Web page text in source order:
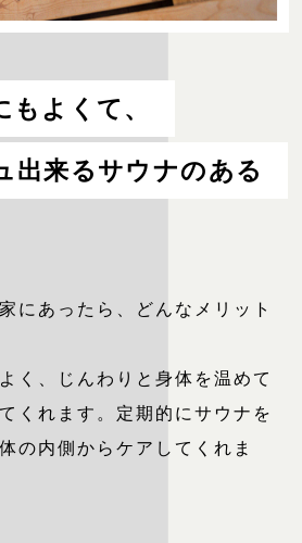
よくて、
出来るサウナのある
にあったら、どんなメリット
く、じんわりと身体を温めて
くれます。定期的にサウナを
の内側からケアしてくれま